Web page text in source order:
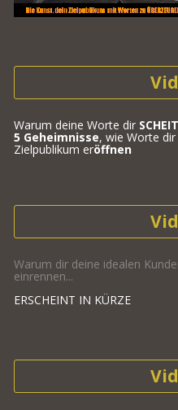
Warum deine Worte dir
5 Geheimnisse, wie Worte dir
Zielpublikum eröffnen
Warum dir deine idealen
einrennen...
ERSCHEINT IN KÜRZE